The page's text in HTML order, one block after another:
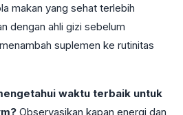
makan yang sehat terlebih
dengan ahli gizi sebelum
suplemen ke rutinitas
waktu terbaik untuk
Observasikan kapan energi dan